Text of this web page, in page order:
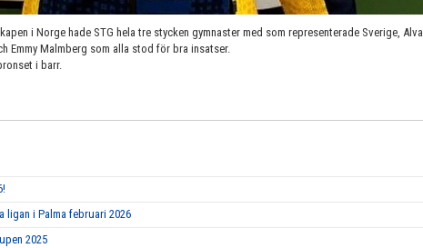
i Norge hade STG hela tre stycken gymnaster med som representerade Sverige, Alva
Emmy Malmberg som alla stod för bra insatser.
i barr.
ligan i Palma februari 2026
2025